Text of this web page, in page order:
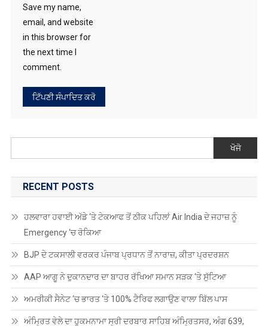
Save my name,
email, and website
in this browser for
the next time I
comment.
ਖੋਜੋ
RECENT POSTS
ਹਲਵਾਰਾ ਹਵਾਈ ਅੱਡੇ ‘ਤੇ ਟੇਕਆਫ ਤੋਂ ਠੀਕ ਪਹਿਲਾਂ Air India ਦੇ ਜਹਾਜ਼ ਨੂੰ
Emergency ‘ਚ ਰੋਕਿਆ
BJP ਦੇ ਟਕਸਾਲੀ ਵਰਕਰ ਪੰਜਾਬ ਪ੍ਰਧਾਨ ਤੋਂ ਨਾਰਾਜ਼, ਕੀਤਾ ਪ੍ਰਦਰਸ਼ਨ
AAP ਆਗੂ ਨੇ ਦੁਕਾਨਦਾਰ ਦਾ ਬਾਹਰ ਰੱਖਿਆ ਸਮਾਨ ਸੜਕ ‘ਤੇ ਸੁੱਟਿਆ
ਅਮਰੀਕੀ ਸੈਨੇਟ ‘ਚ ਭਾਰਤ ‘ਤੇ 100% ਟੈਰਿਫ ਲਗਾਉਣ ਵਾਲਾ ਬਿੱਲ ਪਾਸ
ਅੰਮ੍ਰਿਤ ਵੇਲੇ ਦਾ ਹੁਕਮਨਾਮਾ ਸ੍ਰੀ ਦਰਬਾਰ ਸਾਹਿਬ ਅੰਮ੍ਰਿਤਸਰ, ਅੰਗ 639,